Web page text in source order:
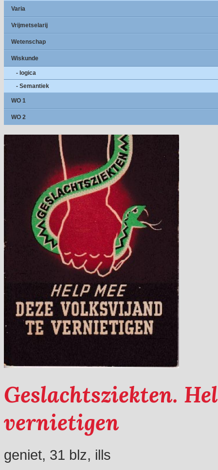
Varia
Vrijmetselarij
Wetenschap
Wiskunde
- logica
- Semantiek
WO 1
WO 2
Geslachtsziekten.
vernietigen
geniet, 31 blz, ills